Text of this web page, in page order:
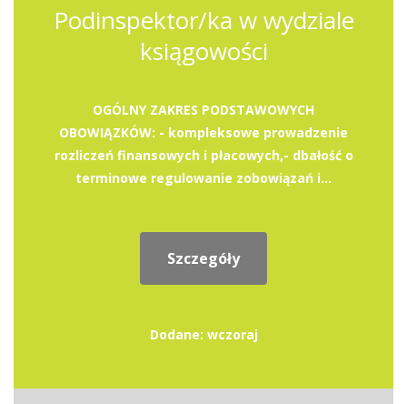
Podinspektor/ka w wydziale
ksiągowości
OGÓLNY ZAKRES PODSTAWOWYCH
OBOWIĄZKÓW: - kompleksowe prowadzenie
rozliczeń finansowych i płacowych,- dbałość o
terminowe regulowanie zobowiązań i...
Szczegóły
Dodane: wczoraj